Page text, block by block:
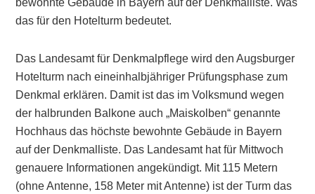
bewohnte Gebäude in Bayern auf der Denkmalliste. Was
das für den Hotelturm bedeutet.
Das Landesamt für Denkmalpflege wird den Augsburger
Hotelturm nach eineinhalbjähriger Prüfungsphase zum
Denkmal erklären. Damit ist das im Volksmund wegen
der halbrunden Balkone auch „Maiskolben“ genannte
Hochhaus das höchste bewohnte Gebäude in Bayern
auf der Denkmalliste. Das Landesamt hat für Mittwoch
genauere Informationen angekündigt. Mit 115 Metern
(ohne Antenne, 158 Meter mit Antenne) ist der Turm das